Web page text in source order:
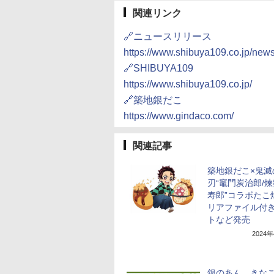
関連リンク
🔗ニュースリリース
https://www.shibuya109.co.jp/
🔗SHIBUYA109
https://www.shibuya109.co.jp/
🔗築地銀だこ
https://www.gindaco.com/
関連記事
築地銀だこ×鬼滅
刃“竈門炭治郎/
寿郎”コラボたこ
リアファイル付
トなど発売
2024